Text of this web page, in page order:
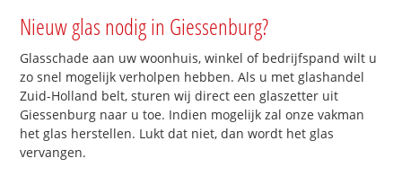
Nieuw glas nodig in Giessenburg?
Glasschade aan uw woonhuis, winkel of bedrijfspand wilt u
zo snel mogelijk verholpen hebben. Als u met glashandel
Zuid-Holland belt, sturen wij direct een glaszetter uit
Giessenburg naar u toe. Indien mogelijk zal onze vakman
het glas herstellen. Lukt dat niet, dan wordt het glas
vervangen.